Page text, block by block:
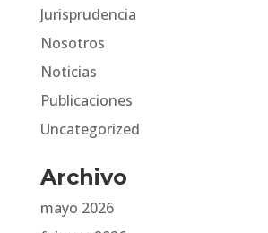
Jurisprudencia
Nosotros
Noticias
Publicaciones
Uncategorized
Archivo
mayo 2026